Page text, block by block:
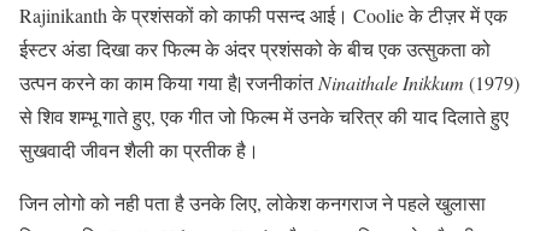
Rajinikanth के प्रशंसकों को काफी पसन्द आई। Coolie के टीज़र में एक
ईस्टर अंडा दिखा कर फिल्म के अंदर प्रशंसको के बीच एक उत्सुकता को
उत्पन करने का काम किया गया है| रजनीकांतNinaithale Inikkum (1979)
से शिव शम्भू गाते हुए, एक गीत जो फिल्म में उनके चरित्र की याद दिलाते हुए
सुखवादी जीवन शैली का प्रतीक है।
जिन लोगो को नही पता है उनके लिए, लोकेश कनगराज ने पहले खुलासा